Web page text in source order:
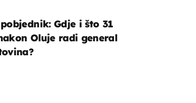
Gdje i što 31
Oluje radi general